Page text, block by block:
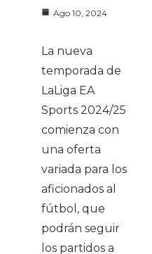
Ago 10, 2024
La nueva
temporada de
LaLiga EA
Sports 2024/25
comienza con
una oferta
variada para los
aficionados al
fútbol, que
podrán seguir
los partidos a